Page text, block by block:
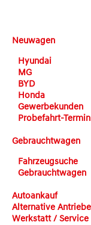
Neuwagen
Hyundai
MG
BYD
Honda
Gewerbekunden
Probefahrt-
Gebrauchtwagen
Fahrzeugsuche
Gebrauchtwagen
Autoankauf
Alternative Antriebe
Werkstatt / Service